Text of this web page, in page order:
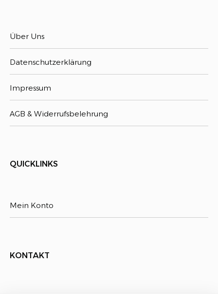
Über Uns
Datenschutzerklärung
Impressum
AGB & Widerrufsbelehrung
QUICKLINKS
Mein Konto
KONTAKT